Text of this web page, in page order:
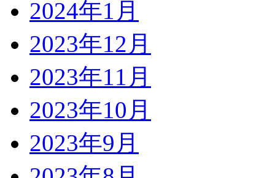
2024年1月
2023年12月
2023年11月
2023年10月
2023年9月